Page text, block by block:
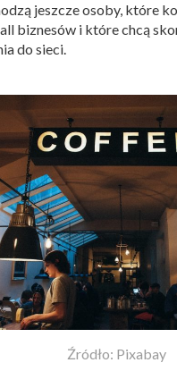
jeszcze osoby, które
biznesów i które chcą
do sieci.
Źródło: Pixabay